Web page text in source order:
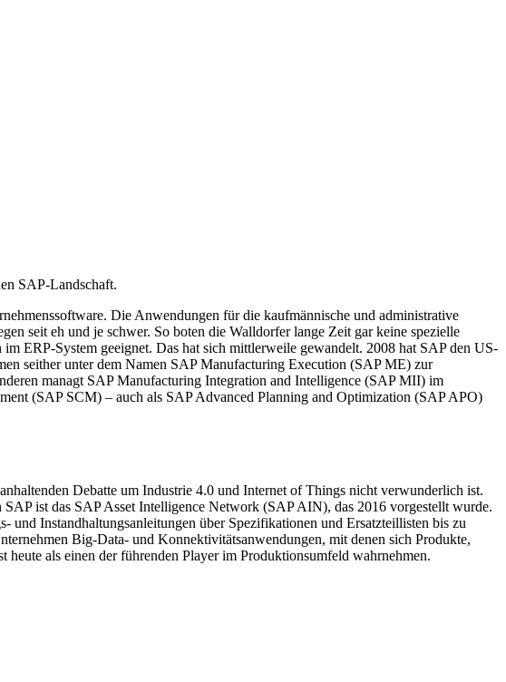
SAP-Landschaft.
Die Anwendungen für die kaufmännische und administrative
seit eh und je schwer. So boten die Walldorfer lange Zeit gar keine spezielle
ERP-System geeignet. Das hat sich mittlerweile gewandelt. 2008 hat SAP den US-
seither unter dem Namen SAP Manufacturing Execution (SAP ME) zur
managt SAP Manufacturing Integration and Intelligence (SAP MII) im
(SAP SCM) – auch als SAP Advanced Planning and Optimization (SAP APO)
Debatte um Industrie 4.0 und Internet of Things nicht verwunderlich ist.
ist das SAP Asset Intelligence Network (SAP AIN), das 2016 vorgestellt wurde.
und Instandhaltungsanleitungen über Spezifikationen und Ersatzteillisten bis zu
Big-Data- und Konnektivitätsanwendungen, mit denen sich Produkte,
als einen der führenden Player im Produktionsumfeld wahrnehmen.